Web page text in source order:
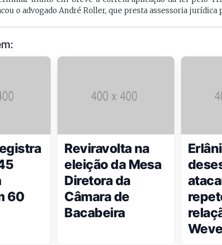
o advogado André Roller, que presta assessoria jurídica
60
Reviravolta na
eleição da Mesa
Diretora da
Câmara de
Bacabeira